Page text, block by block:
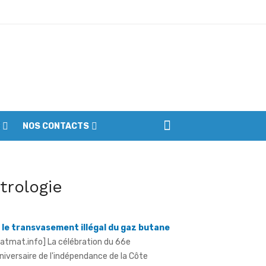
du parc
NOS CONTACTS
le transvasement illégal du gaz butane
à Aboisso, le vendredi 7 août 2026, a ...